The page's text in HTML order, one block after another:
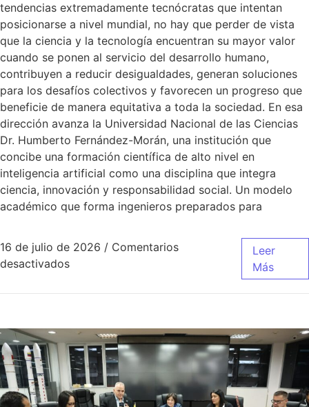
tendencias extremadamente tecnócratas que intentan
posicionarse a nivel mundial, no hay que perder de vista
que la ciencia y la tecnología encuentran su mayor valor
cuando se ponen al servicio del desarrollo humano,
contribuyen a reducir desigualdades, generan soluciones
para los desafíos colectivos y favorecen un progreso que
beneficie de manera equitativa a toda la sociedad. En esa
dirección avanza la Universidad Nacional de las Ciencias
Dr. Humberto Fernández-Morán, una institución que
concibe una formación científica de alto nivel en
inteligencia artificial como una disciplina que integra
ciencia, innovación y responsabilidad social. Un modelo
académico que forma ingenieros preparados para
16 de julio de 2026 / Comentarios
desactivados
Leer
Más